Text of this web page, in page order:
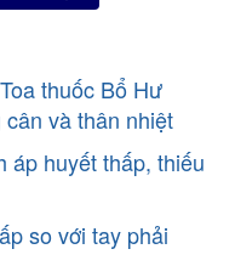
thuốc Bổ Hư
và thân nhiệt
áp huyết thấp, thiếu
so với tay phải